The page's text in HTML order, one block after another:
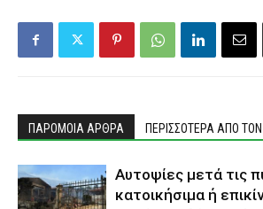
ΠΑΡΟΜΟΙΑ ΑΡΘΡΑ ΠΕΡΙΣΣΟΤΕΡΑ ΑΠΟ
Αυτοψίες μετά τις
κατοικήσιμα ή